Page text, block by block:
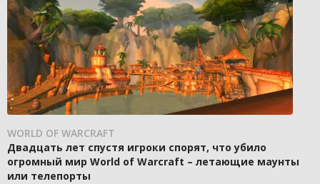
WORLD OF WARCRAFT
Двадцать лет спустя игроки спорят, что убило
огромный мир World of Warcraft – летающие маунты
или телепорты